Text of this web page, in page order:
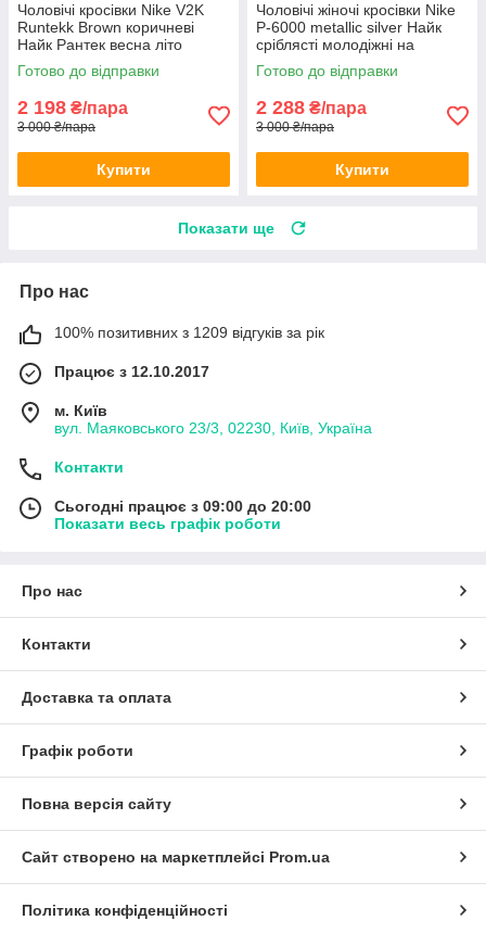
Чоловічі кросівки Nike V2K
Runtekk Brown коричневі
Найк Рантек весна літо
Готово до відправки
2 198 ₴/пара
3 000 ₴/пара
Купити
Чоловічі жіночі кросівки Nike
P-6000 metallic silver Найк
сріблясті молодіжні на
шнурівці весна літо
Готово до відправки
2 288 ₴/пара
3 000 ₴/пара
Купити
Показати ще
Про нас
100% позитивних з 1209 відгуків за рік
Працює з 12.10.2017
м. Київ
вул. Маяковського 23/3, 02230, Київ, Україна
Контакти
Сьогодні працює з 09:00 до 20:00
Показати весь графік роботи
Про нас
Контакти
Доставка та оплата
Графік роботи
Повна версія сайту
Сайт створено на маркетплейсі Prom.ua
Політика конфіденційності